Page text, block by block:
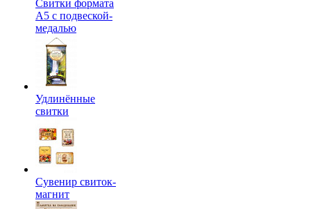
Свитки формата
А5 с подвеской-
медалью
Удлинённые
свитки
Сувенир свиток-
магнит